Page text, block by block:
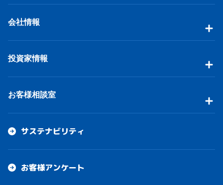
会社情報
投資家情報
お客様相談室
サステナビリティ
お客様アンケート